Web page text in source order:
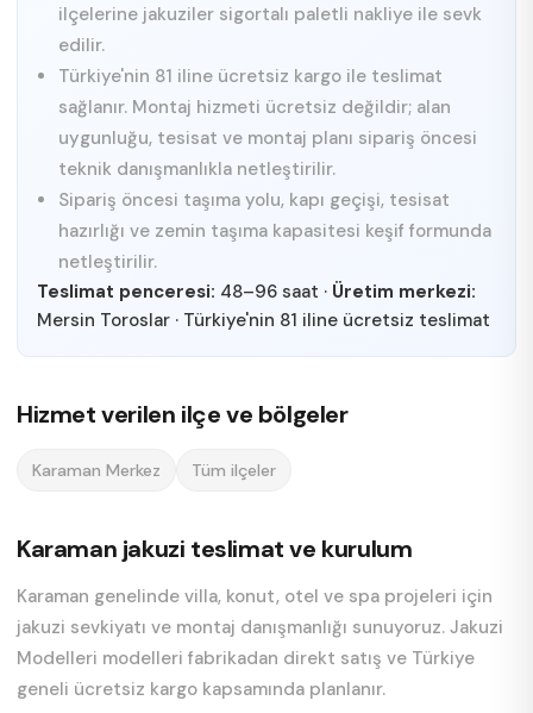
ilçelerine jakuziler sigortalı paletli nakliye ile sevk
edilir.
Türkiye'nin 81 iline ücretsiz kargo ile teslimat
sağlanır. Montaj hizmeti ücretsiz değildir; alan
uygunluğu, tesisat ve montaj planı sipariş öncesi
teknik danışmanlıkla netleştirilir.
Sipariş öncesi taşıma yolu, kapı geçişi, tesisat
hazırlığı ve zemin taşıma kapasitesi keşif formunda
netleştirilir.
Teslimat penceresi: 48–96 saat · Üretim merkezi:
Mersin Toroslar · Türkiye'nin 81 iline ücretsiz teslimat
Hizmet verilen ilçe ve bölgeler
Karaman Merkez Tüm ilçeler
Karaman jakuzi teslimat ve kurulum
Karaman genelinde villa, konut, otel ve spa projeleri için
jakuzi sevkiyatı ve montaj danışmanlığı sunuyoruz. Jakuzi
Modelleri modelleri fabrikadan direkt satış ve Türkiye
geneli ücretsiz kargo kapsamında planlanır.